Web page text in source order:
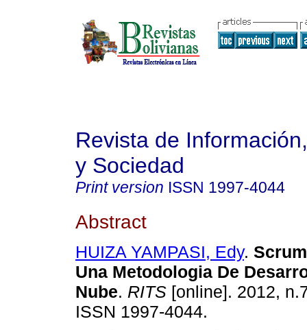
Revista de
y Sociedad
Print version ISSN 1997-4044
Abstract
HUIZA YAMPASI, Edy.
Una Metodologia De
Nube. RITS [online]. 2012,
ISSN 1997-4044.